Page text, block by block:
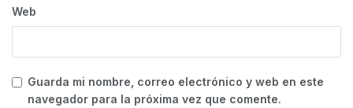
Web
Guarda mi nombre, correo electrónico y web en este
navegador para la próxima vez que comente.